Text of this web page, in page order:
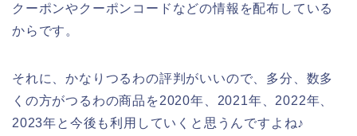
クーポンやクーポンコードなどの情報を配布している
からです。
それに、かなりつるわの評判がいいので、多分、数多
くの方がつるわの商品を2020年、2021年、2022年、
2023年と今後も利用していくと思うんですよね♪